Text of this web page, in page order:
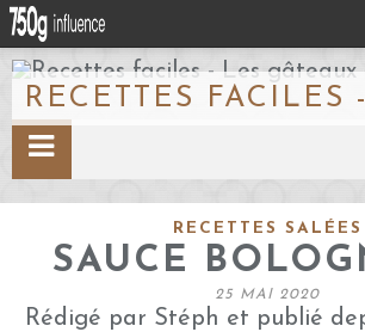
RECETTES SALÉES
SAUCE
25 MAI 2020
Rédigé par Stéph et publié